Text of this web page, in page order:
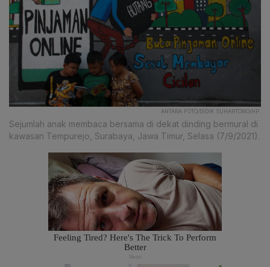
ANTARA FOTO/DIDIK SUHARTONO/HP.
Sejumlah anak membaca bersama di dekat dinding bermural di
kawasan Tempurejo, Surabaya, Jawa Timur, Selasa (7/9/2021).